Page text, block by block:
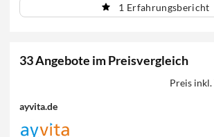
1 Erfahrungsbericht
33 Angebote im Preisvergleich
Preis inkl.
ayvita.de